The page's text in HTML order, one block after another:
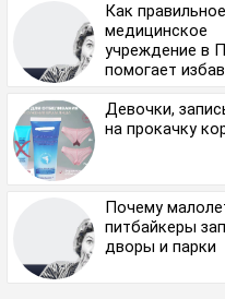
Как правильное
медицинское
учреждение в
помогает
Девочки,
на прокачку
Почему
питбайкеры
дворы и парки